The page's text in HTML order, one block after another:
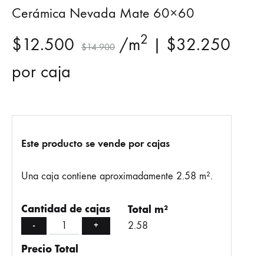
Cerámica Nevada Mate 60×60
$12.500 $14.900 /m2 | $32.250
por caja
Este producto se vende por cajas
Una caja contiene aproximadamente 2.58 m².
Cantidad de cajas
- +
Total m²
2.58
Precio Total